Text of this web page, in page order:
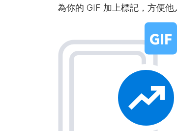
為你的 GIF 加上標記，方便